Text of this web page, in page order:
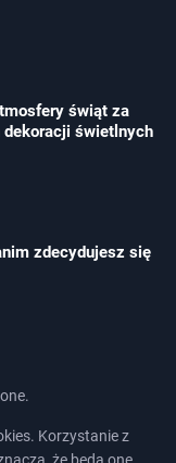
świąt za
dekoracji świetlnych
zdecydujesz się
Korzystanie z